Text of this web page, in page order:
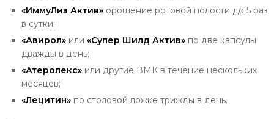
«ИммуЛиз Актив» орошение ротовой полости до 5 раз
в сутки;
«Авирол» или «Супер Шилд Актив» по две капсулы
дважды в день;
«Атеролекс» или другие ВМК в течение нескольких
месяцев;
«Лецитин» по столовой ложке трижды в день.